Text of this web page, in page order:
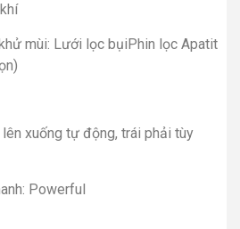
mùi: Lưới lọc bụiPhin lọc Apatit
xuống tự động, trái phải tùy
Powerful